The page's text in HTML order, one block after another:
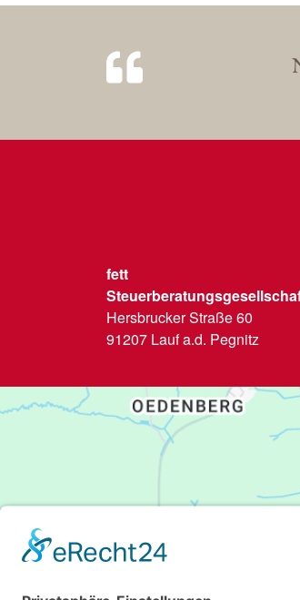
fett
Hersbrucker Straße 60
91207 Lauf a.d. Pegnitz